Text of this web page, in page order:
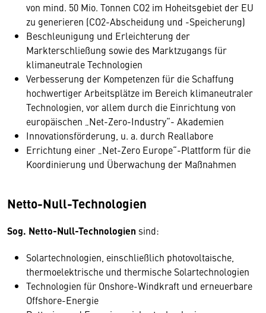
von mind. 50 Mio. Tonnen CO2 im Hoheitsgebiet der EU
zu generieren (CO2-Abscheidung und -Speicherung)
Beschleunigung und Erleichterung der
Markterschließung sowie des Marktzugangs für
klimaneutrale Technologien
Verbesserung der Kompetenzen für die Schaffung
hochwertiger Arbeitsplätze im Bereich klimaneutraler
Technologien, vor allem durch die Einrichtung von
europäischen „Net-Zero-Industry“- Akademien
Innovationsförderung, u. a. durch Reallabore
Errichtung einer „Net-Zero Europe“-Plattform für die
Koordinierung und Überwachung der Maßnahmen
Netto-Null-Technologien
Sog. Netto-Null-Technologien sind:
Solartechnologien, einschließlich photovoltaische,
thermoelektrische und thermische Solartechnologien
Technologien für Onshore-Windkraft und erneuerbare
Offshore-Energie